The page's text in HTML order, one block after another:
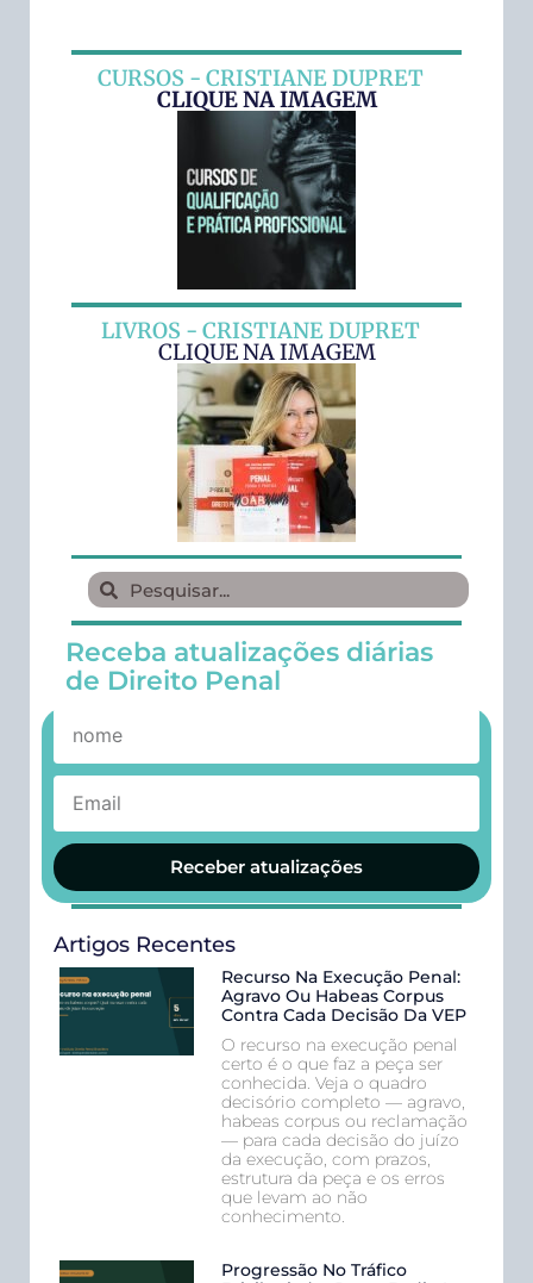
CURSOS - CRISTIANE DUPRET
CLIQUE NA IMAGEM
LIVROS - CRISTIANE DUPRET
CLIQUE NA IMAGEM
Receba atualizações diárias
de Direito Penal
Receber atualizações
Artigos Recentes
Recurso Na Execução Penal:
Agravo Ou Habeas Corpus
Contra Cada Decisão Da VEP
O recurso na execução penal
certo é o que faz a peça ser
conhecida. Veja o quadro
decisório completo — agravo,
habeas corpus ou reclamação
— para cada decisão do juízo
da execução, com prazos,
estrutura da peça e os erros
que levam ao não
conhecimento.
Progressão No Tráfico